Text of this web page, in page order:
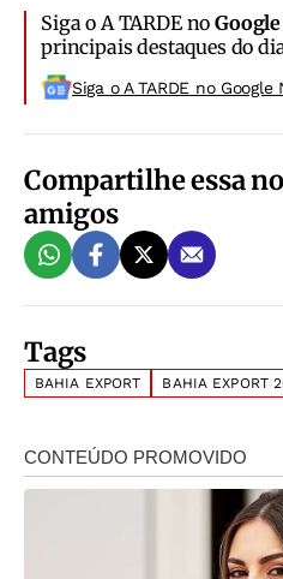
Siga o A TARDE no
principais destaques do
Siga o A TARDE no Google
Compartilhe essa
amigos
Tags
BAHIA EXPORT BAHIA EXPORT